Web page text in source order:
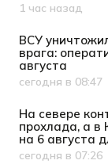
Дата публикации
1 час назад
ВСУ
врага:
августа
Дата публикации
сегодня в 08:47
На севере
прохлада, а в
на 6 августа
Дата публикации
сегодня в 07:26